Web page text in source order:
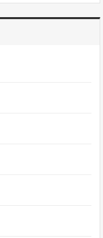
宇轩会给晓萱
晓萱则会耐心
们终于找到您
族的少爷，在